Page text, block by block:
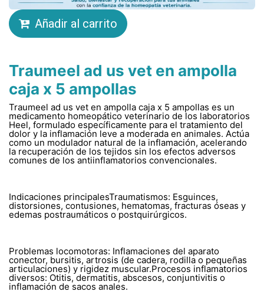
Añadir al carrito
Traumeel ad us vet en ampolla
caja x 5 ampollas
Traumeel ad us vet en ampolla caja x 5 ampollas es un
medicamento homeopático veterinario de los laboratorios
Heel, formulado específicamente para el tratamiento del
dolor y la inflamación leve a moderada en animales. Actúa
como un modulador natural de la inflamación, acelerando
la recuperación de los tejidos sin los efectos adversos
comunes de los antiinflamatorios convencionales.
Indicaciones principalesTraumatismos: Esguinces,
distorsiones, contusiones, hematomas, fracturas óseas y
edemas postraumáticos o postquirúrgicos.
Problemas locomotoras: Inflamaciones del aparato
conector, bursitis, artrosis (de cadera, rodilla o pequeñas
articulaciones) y rigidez muscular.Procesos inflamatorios
diversos: Otitis, dermatitis, abscesos, conjuntivitis o
inflamación de sacos anales.